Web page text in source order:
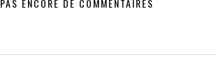
PAS ENCORE DE COMMENTAIRES